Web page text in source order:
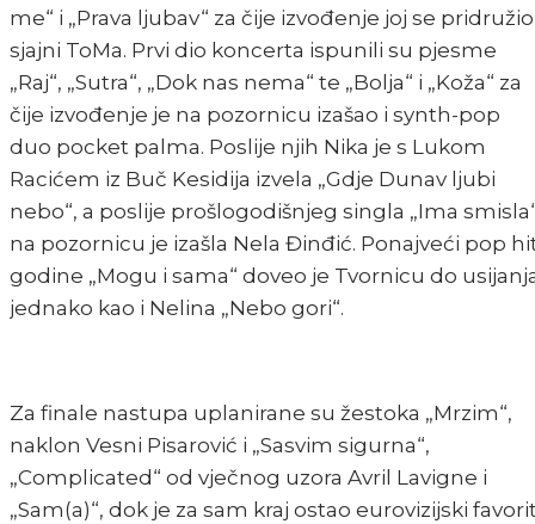
me“ i „Prava ljubav“ za čije izvođenje joj se pridružio
sjajni ToMa. Prvi dio koncerta ispunili su pjesme
„Raj“, „Sutra“, „Dok nas nema“ te „Bolja“ i „Koža“ za
čije izvođenje je na pozornicu izašao i synth-pop
duo pocket palma. Poslije njih Nika je s Lukom
Racićem iz Buč Kesidija izvela „Gdje Dunav ljubi
nebo“, a poslije prošlogodišnjeg singla „Ima
na pozornicu je izašla Nela Đinđić. Ponajveći pop
godine „Mogu i sama“ doveo je Tvornicu do
jednako kao i Nelina „Nebo gori“.
Za finale nastupa uplanirane su žestoka „Mrzim“,
naklon Vesni Pisarović i „Sasvim sigurna“,
„Complicated“ od vječnog uzora Avril Lavigne i
„Sam(a)“, dok je za sam kraj ostao eurovizijski